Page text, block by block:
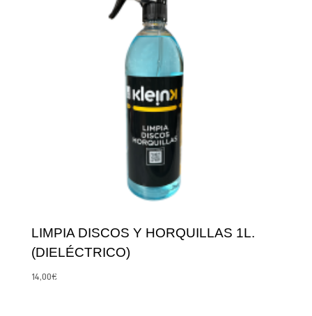
LIMPIA DISCOS Y HORQUILLAS 1L.
(DIELÉCTRICO)
14,00€